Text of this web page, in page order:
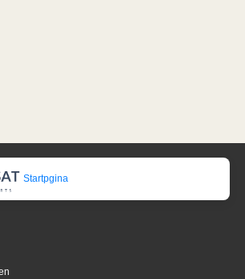
Startpgina